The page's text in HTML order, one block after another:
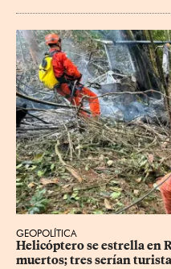
GEOPOLÍTICA
Helicóptero se estrella en
muertos; tres serían